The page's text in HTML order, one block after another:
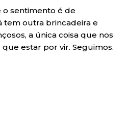
o sentimento é de
tem outra brincadeira e
a única coisa que nos
estar por vir. Seguimos.